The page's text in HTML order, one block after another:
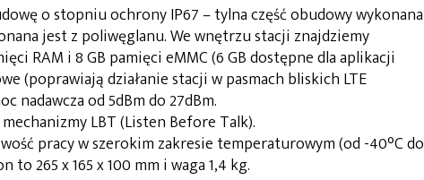
o stopniu ochrony IP67 – tylna część obudowy wykonana
jest z poliwęglanu. We wnętrzu stacji znajdziemy
RAM i 8 GB pamięci eMMC (6 GB dostępne dla aplikacji
(poprawiają działanie stacji w pasmach bliskich LTE
nadawcza od 5dBm do 27dBm.
LBT (Listen Before Talk).
pracy w szerokim zakresie temperaturowym (od -40°C do
265 x 165 x 100 mm i waga 1,4 kg.